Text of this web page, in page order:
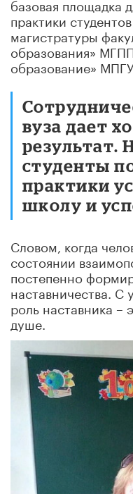
базовая площадка
практики
магистратуры
образования»
образование»
вуза дает
результат.
студенты
практики
школу и
Словом, когда
состоянии
постепенно
наставничества. С
роль наставника –
душе.